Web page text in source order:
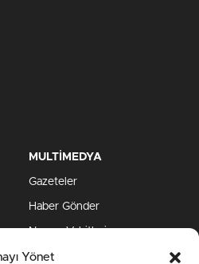
Yönet
MULTİMEDYA
Gazeteler
Haber Gönder
Namaz Vakitleri
TV Yayın Akışları